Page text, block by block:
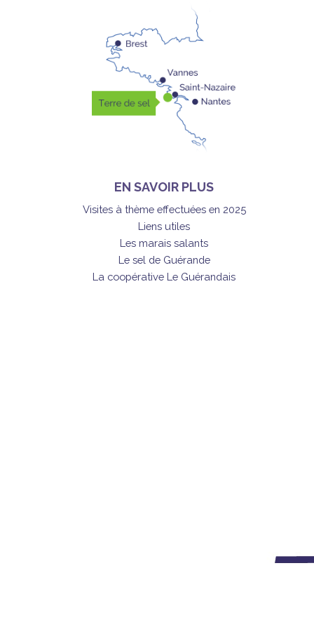
EN SAVOIR PLUS
Visites à thème effectuées en 2025
Liens utiles
Les marais salants
Le sel de Guérande
La coopérative Le Guérandais